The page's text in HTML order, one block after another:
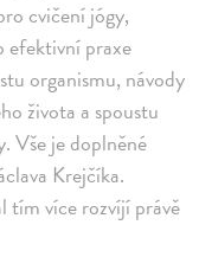
cvičení jógy,
efektivní praxe
organismu, návody
života a spoustu
Vše je doplněné
Krejčíka.
tím více rozvíjí právě